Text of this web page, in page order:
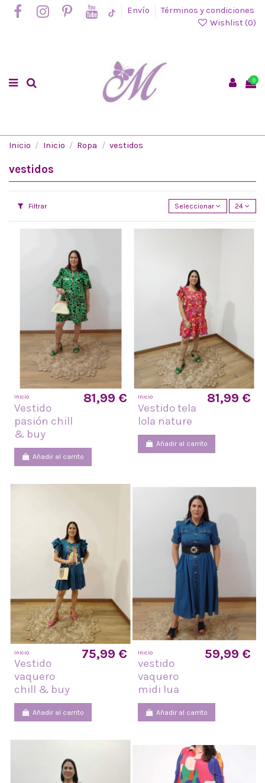
Envío
Términos y condiciones
Wishlist (0)
0
Inicio Inicio Ropa vestidos
vestidos
Filtrar Seleccionar 24
Inicio
Vestido
pasión chill
& buy
81,99 €
Añadir al carrito
Inicio
Vestido tela
lola nature
81,99 €
Añadir al carrito
Inicio
Vestido
vaquero
chill & buy
75,99 €
Añadir al carrito
Inicio
vestido
vaquero
midi lua
59,99 €
Añadir al carrito